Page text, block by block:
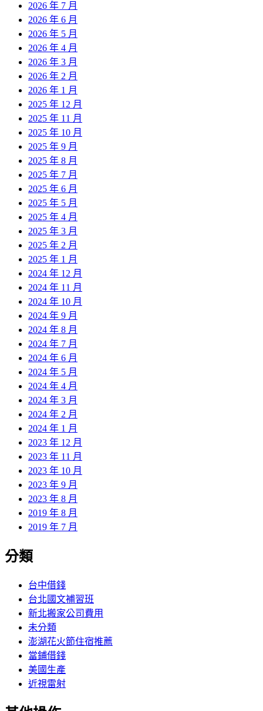
2026 年 7 月
2026 年 6 月
2026 年 5 月
2026 年 4 月
2026 年 3 月
2026 年 2 月
2026 年 1 月
2025 年 12 月
2025 年 11 月
2025 年 10 月
2025 年 9 月
2025 年 8 月
2025 年 7 月
2025 年 6 月
2025 年 5 月
2025 年 4 月
2025 年 3 月
2025 年 2 月
2025 年 1 月
2024 年 12 月
2024 年 11 月
2024 年 10 月
2024 年 9 月
2024 年 8 月
2024 年 7 月
2024 年 6 月
2024 年 5 月
2024 年 4 月
2024 年 3 月
2024 年 2 月
2024 年 1 月
2023 年 12 月
2023 年 11 月
2023 年 10 月
2023 年 9 月
2023 年 8 月
2019 年 8 月
2019 年 7 月
分類
台中借錢
台北國文補習班
新北搬家公司費用
未分類
澎湖花火節住宿推薦
當鋪借錢
美國生產
近視雷射